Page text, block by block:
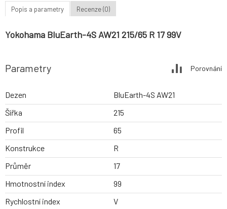
Popis a parametry Recenze (0)
Yokohama BluEarth-4S AW21 215/65 R 17 99V
Parametry Porovnání
Dezen
BluEarth-4S AW21
Šířka
215
Profil
65
Konstrukce
R
Průměr
17
Hmotnostní index
99
Rychlostní index
V